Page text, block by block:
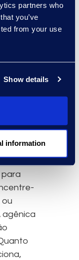
partners who
you’ve
from your use
Show details
information
a IA
mas
tem
ou
agênica